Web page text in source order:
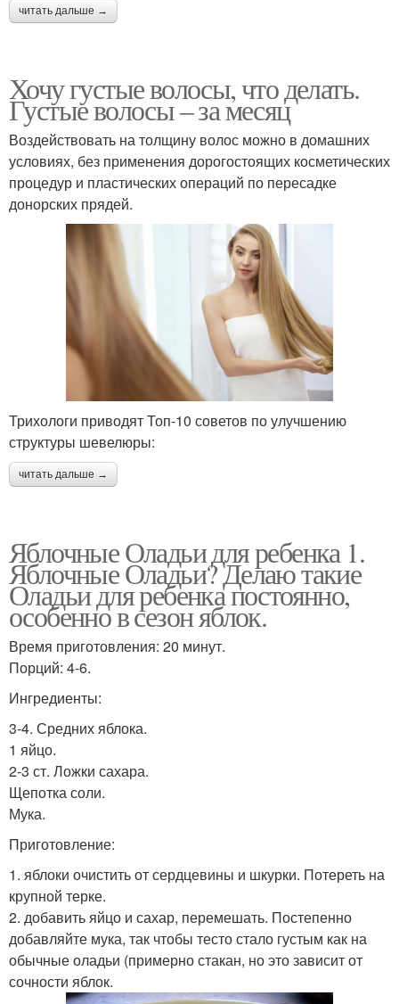
читать дальше →
Хочу густые волосы, что делать.
Густые волосы – за месяц
Воздействовать на толщину волос можно в домашних
условиях, без применения дорогостоящих косметических
процедур и пластических операций по пересадке
донорских прядей.
Трихологи приводят Топ-10 советов по улучшению
структуры шевелюры:
читать дальше →
Яблочные Оладьи для ребенка 1.
Яблочные Оладьи? Делаю такие
Оладьи для ребенка постоянно,
особенно в сезон яблок.
Время приготовления: 20 минут.
Порций: 4-6.
Ингредиенты:
3-4. Средних яблока.
1 яйцо.
2-3 ст. Ложки сахара.
Щепотка соли.
Мука.
Приготовление:
1. яблоки очистить от сердцевины и шкурки. Потереть на
крупной терке.
2. добавить яйцо и сахар, перемешать. Постепенно
добавляйте мука, так чтобы тесто стало густым как на
обычные оладьи (примерно стакан, но это зависит от
сочности яблок.